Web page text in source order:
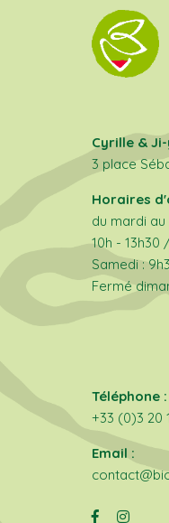
Cyrille & Ji-
3 place
Horaires
du mardi
10h - 13h30
Samedi :
Fermé
Téléphone :
+33 (0)3 20
Email :